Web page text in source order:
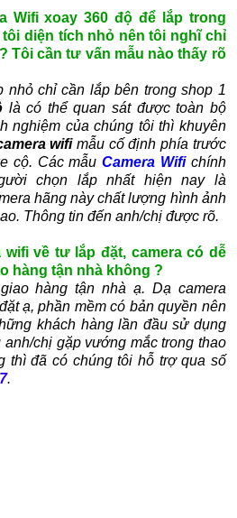
Wifi xoay 360 độ để lắp trong
diện tích nhỏ nên tôi nghĩ chỉ
Tôi cần tư vấn mẫu nào thấy rõ
nhỏ chỉ cần lắp bên trong shop 1
là có thể quan sát được toàn bộ
nghiệm của chúng tôi thì khuyên
wifimẫu cố định phía trước
cộ. Các mẫuCamera Wifi chính
chọn lắp nhất hiện nay là
hãng này chất lượng hình ảnh
Thông tin đến anh/chị được rõ.
wifi về tư lắp đặt, camera có dễ
hàng tận nhà không ?
hàng tận nhà ạ. Dạ camera
ạ, phần mềm có bản quyền nên
khách hàng lần đầu sử dụng
chị gặp vướng mắc trong thao
thì đã có chúng tôi hỗ trợ qua số
.